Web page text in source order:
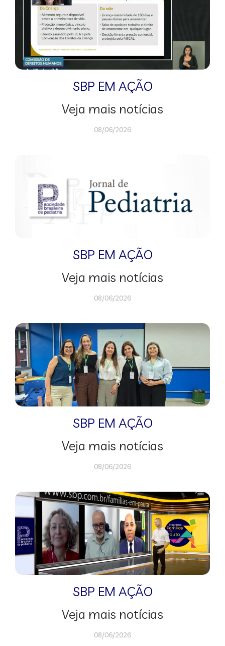
SBP EM AÇÃO
Veja mais notícias
08/06/2026
SBP EM AÇÃO
Veja mais notícias
08/06/2026
SBP EM AÇÃO
Veja mais notícias
08/06/2026
SBP EM AÇÃO
Veja mais notícias
08/06/2026